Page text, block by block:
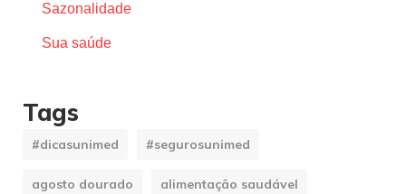
Sazonalidade
Sua saúde
Tags
#dicasunimed #segurosunimed
agosto dourado alimentação saudável